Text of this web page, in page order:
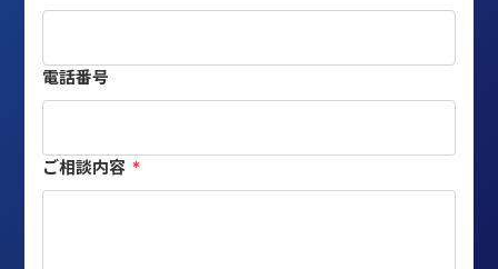
電話番号
ご相談内容 *